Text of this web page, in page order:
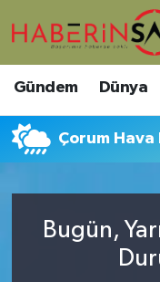
Gündem Dünya
Çorum Hava
Bugün,
Asayiş
Bilim ve
Çevre
Nöbetçi
Hava Durumu
Trafik Durumu
Tüm Manşetler